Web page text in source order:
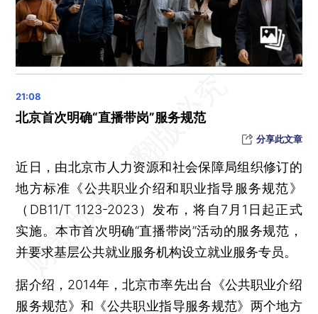
本轮沙尘已达最南界，江西湖南等地或现泥雨
自然资源部：去年中国沿海海平面较常年高94毫米
明年上海绿牌蓝牌要合并？官方回应
北京：沙尘蓝色预警，停止露天集会和室外体育活动
沙尘暴蓝色预警：今日8时起，京津冀等地有扬沙或浮尘
世行行长：预计今年中国GDP增速超过5%
第二批国家级一流本科课程名单公布，804所高校5751门课程入选
中蒙边境草原火灾被成功阻截，500余名消防员陆续撤离
北京市医保局：去年涉医保基金处罚款1.42亿元
北京新发布50项地方标准 其中一项针对电动自行车充电安全
北京首次明确“直播带岗”服务规范
分享此文章
近日，由北京市人力资源和社会保障局组织修订的
地方标准《公共职业介绍和职业指导服务规范》
（DB11/T 1123-2023）发布，将自7月1日起正式
实施。本市首次明确“直播带岗”活动的服务规范，
并要求基层公共就业服务机构设立就业服务专员。
据介绍，2014年，北京市率先出台《公共职业介绍
服务规范》和《公共职业指导服务规范》两个地方